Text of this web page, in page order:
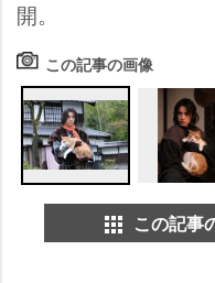
開。
この記事の画像
この記事